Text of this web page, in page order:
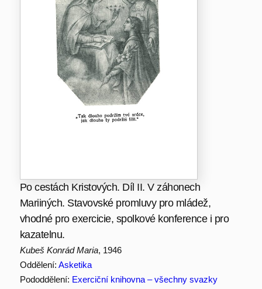
Po cestách Kristových. Díl II. V záhonech
Mariiných. Stavovské promluvy pro mládež,
vhodné pro exercicie, spolkové konference i pro
kazatelnu.
Kubeš Konrád Maria, 1946
Oddělení: Asketika
Pododdělení: Exerciční knihovna – všechny svazky